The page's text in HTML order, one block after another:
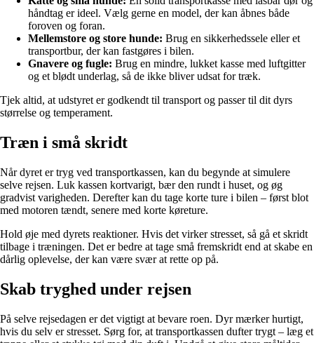
håndtag er ideel. Vælg gerne en model, der kan åbnes både
foroven og foran.
Mellemstore og store hunde: Brug en sikkerhedssele eller et
transportbur, der kan fastgøres i bilen.
Gnavere og fugle: Brug en mindre, lukket kasse med luftgitter
og et blødt underlag, så de ikke bliver udsat for træk.
Tjek altid, at udstyret er godkendt til transport og passer til dit dyrs
størrelse og temperament.
Træn i små skridt
Når dyret er tryg ved transportkassen, kan du begynde at simulere
selve rejsen. Luk kassen kortvarigt, bær den rundt i huset, og øg
gradvist varigheden. Derefter kan du tage korte ture i bilen – først blot
med motoren tændt, senere med korte køreture.
Hold øje med dyrets reaktioner. Hvis det virker stresset, så gå et skridt
tilbage i træningen. Det er bedre at tage små fremskridt end at skabe en
dårlig oplevelse, der kan være svær at rette op på.
Skab tryghed under rejsen
På selve rejsedagen er det vigtigt at bevare roen. Dyr mærker hurtigt,
hvis du selv er stresset. Sørg for, at transportkassen dufter trygt – læg et